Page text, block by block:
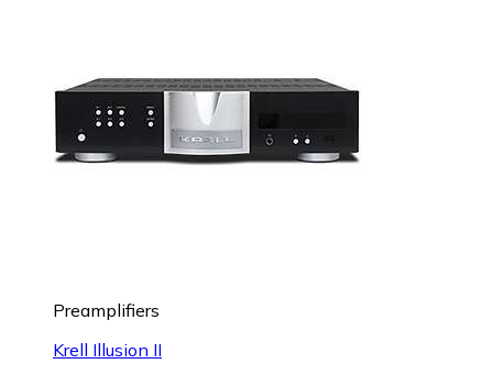
Preamplifiers
Krell Illusion II